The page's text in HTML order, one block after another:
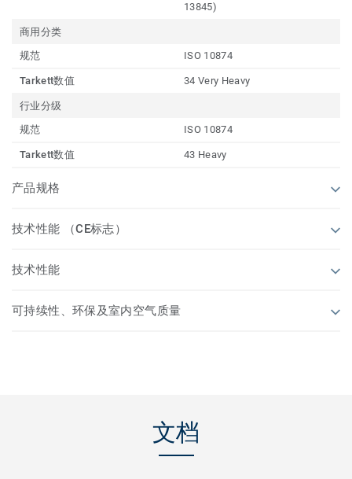
13845)
商用分类
规范
ISO 10874
Tarkett数值 34 Very Heavy
行业分级
规范
ISO 10874
Tarkett数值 43 Heavy
产品规格
技术性能 （CE标志）
技术性能
可持续性、环保及室内空气质量
文档